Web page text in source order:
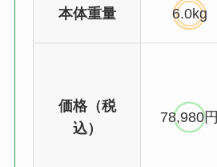
本体重量 6.0kg
価格（税
込）
78,980円